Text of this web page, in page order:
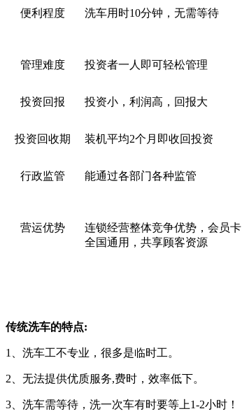
便利程度 洗车用时10分钟，无需等待
管理难度 投资者一人即可轻松管理
投资回报 投资小，利润高，回报大
投资回收期 装机平均2个月即收回投资
行政监管 能通过各部门各种监管
营运优势
连锁经营整体竞争优势，会员卡
全国通用，共享顾客资源
传统洗车的特点:
1、洗车工不专业，很多是临时工。
2、无法提供优质服务,费时，效率低下。
3、洗车需等待，洗一次车有时要等上1-2小时！